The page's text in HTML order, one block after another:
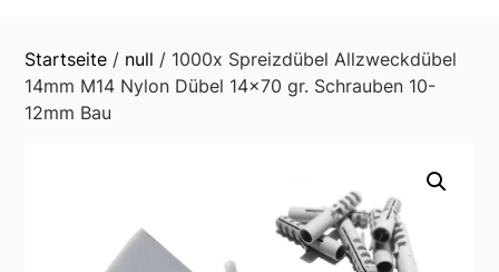
Startseite / null / 1000x Spreizdübel Allzweckdübel
14mm M14 Nylon Dübel 14×70 gr. Schrauben 10-
12mm Bau